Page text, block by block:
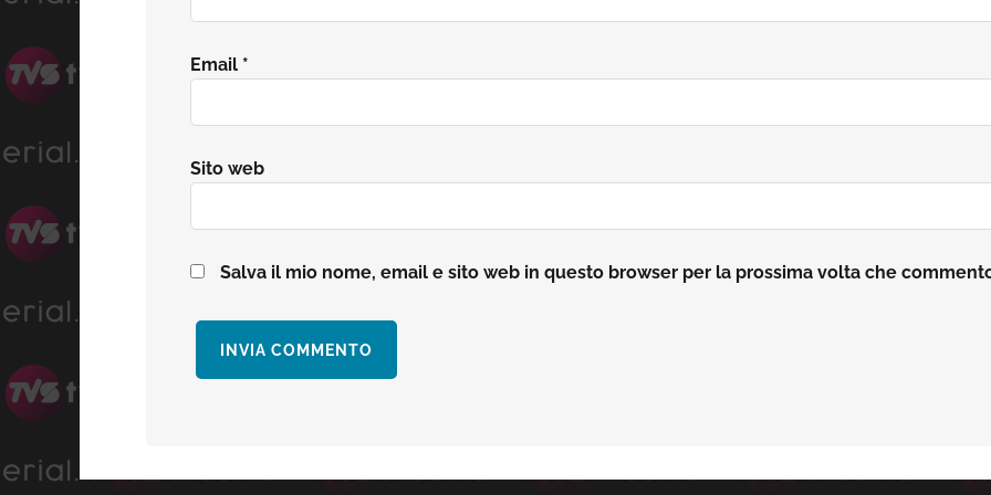
Email *
Sito web
Salva il mio nome, email e sito web in questo browser per la prossima volta che